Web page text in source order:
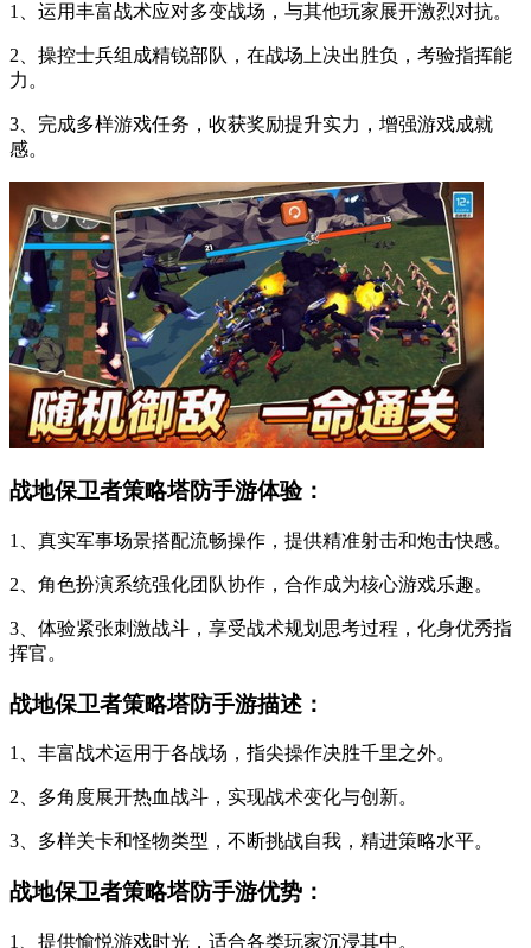
1、运用丰富战术应对多变战场，与其他玩家展开激烈对抗。
2、操控士兵组成精锐部队，在战场上决出胜负，考验指挥能
力。
3、完成多样游戏任务，收获奖励提升实力，增强游戏成就
感。
战地保卫者策略塔防手游体验：
1、真实军事场景搭配流畅操作，提供精准射击和炮击快感。
2、角色扮演系统强化团队协作，合作成为核心游戏乐趣。
3、体验紧张刺激战斗，享受战术规划思考过程，化身优秀指
挥官。
战地保卫者策略塔防手游描述：
1、丰富战术运用于各战场，指尖操作决胜千里之外。
2、多角度展开热血战斗，实现战术变化与创新。
3、多样关卡和怪物类型，不断挑战自我，精进策略水平。
战地保卫者策略塔防手游优势：
1、提供愉悦游戏时光，适合各类玩家沉浸其中。